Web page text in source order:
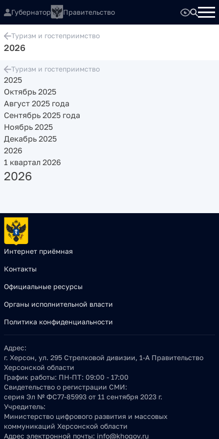
Губернатор Правительство
Туризм и гостеприимство
2026
Туризм и гостеприимство
2025
Октябрь 2025
Август 2025 года
Сентябрь 2025 года
Ноябрь 2025
Декабрь 2025
2026
1 квартал 2026
2026
Интернет приёмная
Контакты
Официальные ресурсы
Органы исполнительной власти
Политика конфиденциальности
Адрес:
г. Херсон, ул. 295 Стрелковой дивизии, 1-А Правительство
Херсонской области
График работы: ПН-ПТ: 09:00 - 17:00
Свидетельство о регистрации СМИ:
серия Эл № ФС77-85993 от 11 сентября 2023 г.
Учредитель:
Министерство цифрового развития и массовых
коммуникаций Херсонской области
Адрес электронной почты: info@khogov.ru